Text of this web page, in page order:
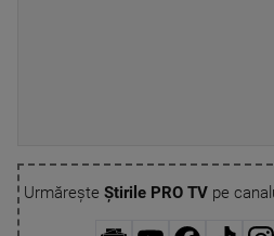
Urmărește Știrile PRO TVpe